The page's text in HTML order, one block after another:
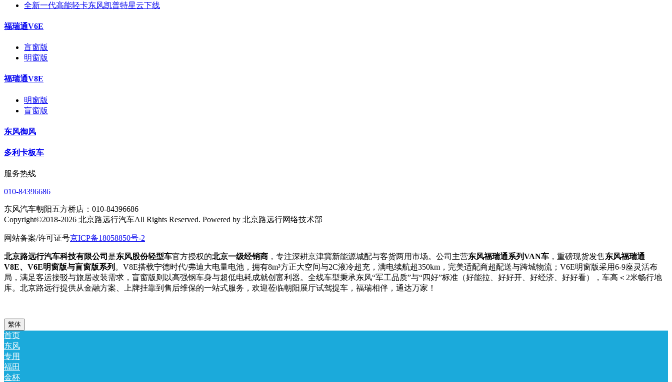
全新一代高能轻卡东风凯普特星云下线
福瑞通V6E
盲窗版
明窗版
福瑞通V8E
明窗版
盲窗版
东风御风
多利卡板车
服务热线
010-84396686
东风汽车朝阳五方桥店：010-84396686
Copyright©2018-2026 北京路远行汽车All Rights Reserved. Powered by 北京路远行网络技术部
网站备案/许可证号京ICP备18058850号-2
北京路远行汽车科技有限公司 是东风股份轻型车官方授权的北京一级经销商 ，专注深耕京津冀新能源城配与客货两用市场。公司主营东风福瑞通系列VAN车 ，重磅现货发售东风福瑞通
V8E、V6E明窗版与盲窗版系列 。V8E搭载宁德时代/弗迪大电量电池，拥有8m³方正大空间与2C液冷超充，满电续航超350km，完美适配商超配送与跨城物流；V6E明窗版采用6-9座灵活布
局，满足客运接驳与旅居改装需求，盲窗版则以高强钢车身与超低电耗成就创富利器。全线车型秉承东风“军工品质”与“四好”标准（好能拉、好好开、好经济、好好看），车高＜2米畅行地
库。北京路远行提供从金融方案、上牌挂靠到售后维保的一站式服务，欢迎莅临朝阳展厅试驾提车，福瑞相伴，通达万家！
繁体
首页
东风
专用
福田
金杯